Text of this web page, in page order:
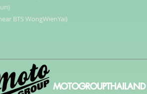
BTS WongWienYai)